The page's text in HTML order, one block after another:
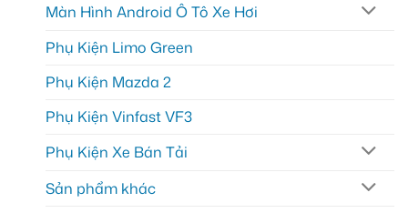
Màn Hình Android Ô Tô Xe Hơi
Phụ Kiện Limo Green
Phụ Kiện Mazda 2
Phụ Kiện Vinfast VF3
Phụ Kiện Xe Bán Tải
Sản phẩm khác